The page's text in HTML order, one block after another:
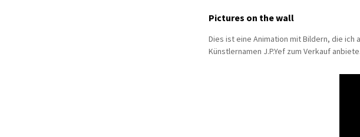
Pictures on the wall
Dies ist eine Animation mit Bildern, die ich
Künstlernamen J.P.Yef zum Verkauf anbiete.